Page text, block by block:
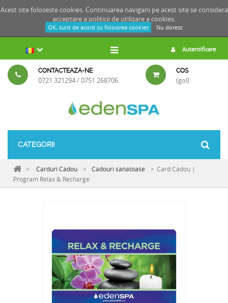
Acest site foloseste cookies. Continuarea navigarii pe acest site se considera
acceptare a politicii de utilizare a cookies.
OK, sunt de acord cu folosirea cookies Nu doresc
Autentificare
CONTACTEAZA-NE
0721 321294 / 0751 268706
COS
(gol)
CATEGORII
> Carduri Cadou > Cadouri sanatoase > Card Cadou |
Program Relax & Recharge